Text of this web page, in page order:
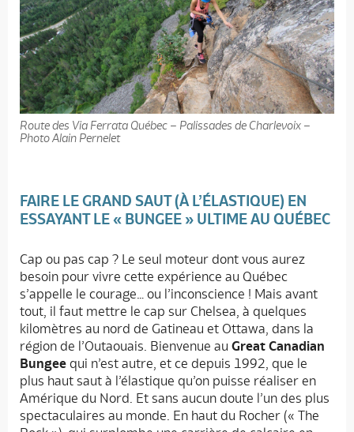
Route des Via Ferrata Québec – Palissades de Charlevoix –
Photo Alain Pernelet
FAIRE LE GRAND SAUT (À L’ÉLASTIQUE) EN
ESSAYANT LE « BUNGEE » ULTIME AU QUÉBEC
Cap ou pas cap ? Le seul moteur dont vous aurez
besoin pour vivre cette expérience au Québec
s’appelle le courage… ou l’inconscience ! Mais avant
tout, il faut mettre le cap sur Chelsea, à quelques
kilomètres au nord de Gatineau et Ottawa, dans la
région de l’Outaouais. Bienvenue au Great Canadian
Bungee qui n’est autre, et ce depuis 1992, que le
plus haut saut à l’élastique qu’on puisse réaliser en
Amérique du Nord. Et sans aucun doute l’un des plus
spectaculaires au monde. En haut du Rocher (« The